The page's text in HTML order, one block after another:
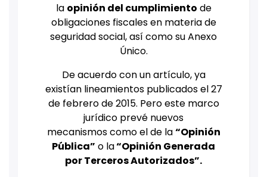
la opinión del cumplimiento de
obligaciones fiscales en materia de
seguridad social, así como su Anexo
Único.
De acuerdo con un artículo, ya
existían lineamientos publicados el 27
de febrero de 2015. Pero este marco
jurídico prevé nuevos
mecanismos como el de la“Opinión
Pública” o la“Opinión Generada
por Terceros Autorizados”.